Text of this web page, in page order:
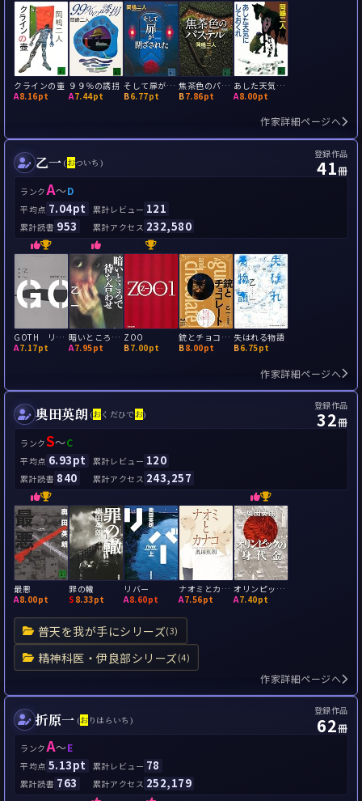
クラインの壷
A8.16pt
９９％の誘拐
A7.44pt
そして扉が閉ざされた
B6.77pt
焦茶色のパステル
B7.86pt
あした天気にしておくれ
A8.00pt
作家詳細ページへ
乙一 (おついち)
登録作品
41冊
ランクA～D
平均点 7.04pt 累計レビュー 121
累計読書 953 累計アクセス 232,580
GOTH リストカット事件
A7.17pt
暗いところで待ち合わせ
A7.95pt
ZOO
B7.00pt
銃とチョコレート
B8.00pt
失はれる物語
B6.75pt
作家詳細ページへ
奥田英朗 (おくだひでお)
登録作品
32冊
ランクS～C
平均点 6.93pt 累計レビュー 120
累計読書 840 累計アクセス 243,257
普天を我が手にシリーズ(3)
精神科医・伊良部シリーズ(4)
最悪
A8.00pt
罪の轍
S 8.33pt
リバー
A8.60pt
ナオミとカナコ
A7.56pt
オリンピックの身代金
A7.40pt
作家詳細ページへ
折原一 (お りはらいち)
登録作品
62冊
ランクA～E
平均点 5.13pt 累計レビュー 78
累計読書 763 累計アクセス 252,179